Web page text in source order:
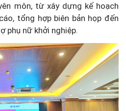
môn, từ xây dựng kế hoạch
tổng hợp biên bản họp đến
phụ nữ khởi nghiệp.